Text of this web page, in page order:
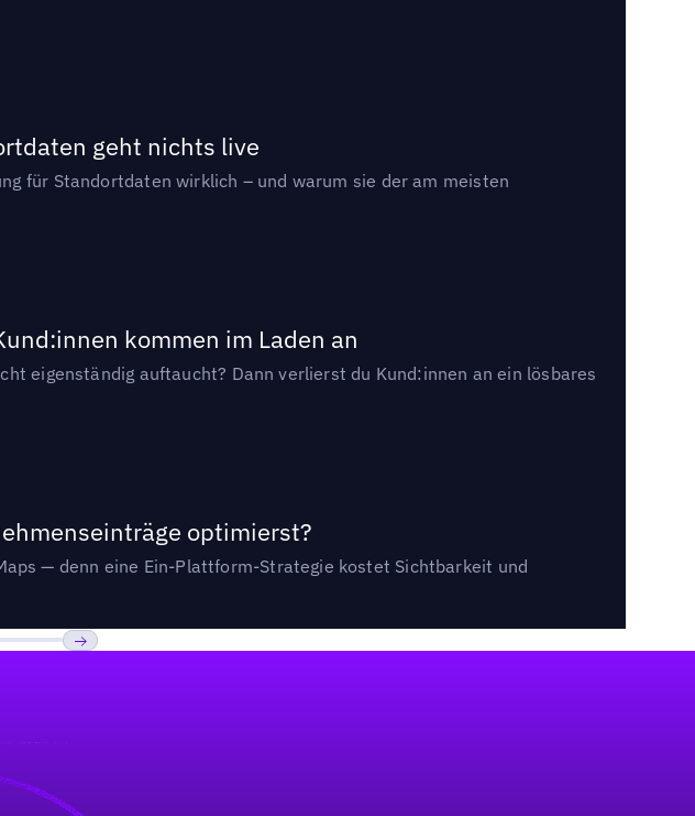
geht nichts live
für Standortdaten wirklich – und warum sie der am meisten
kommen im Laden an
eigenständig auftaucht? Dann verlierst du Kund:innen an ein lösbares
optimierst?
— denn eine Ein-Plattform-Strategie kostet Sichtbarkeit und